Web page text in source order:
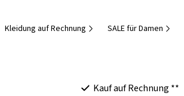
Kleidung auf Rechnung SALE für Damen
Kauf auf Rechnung **